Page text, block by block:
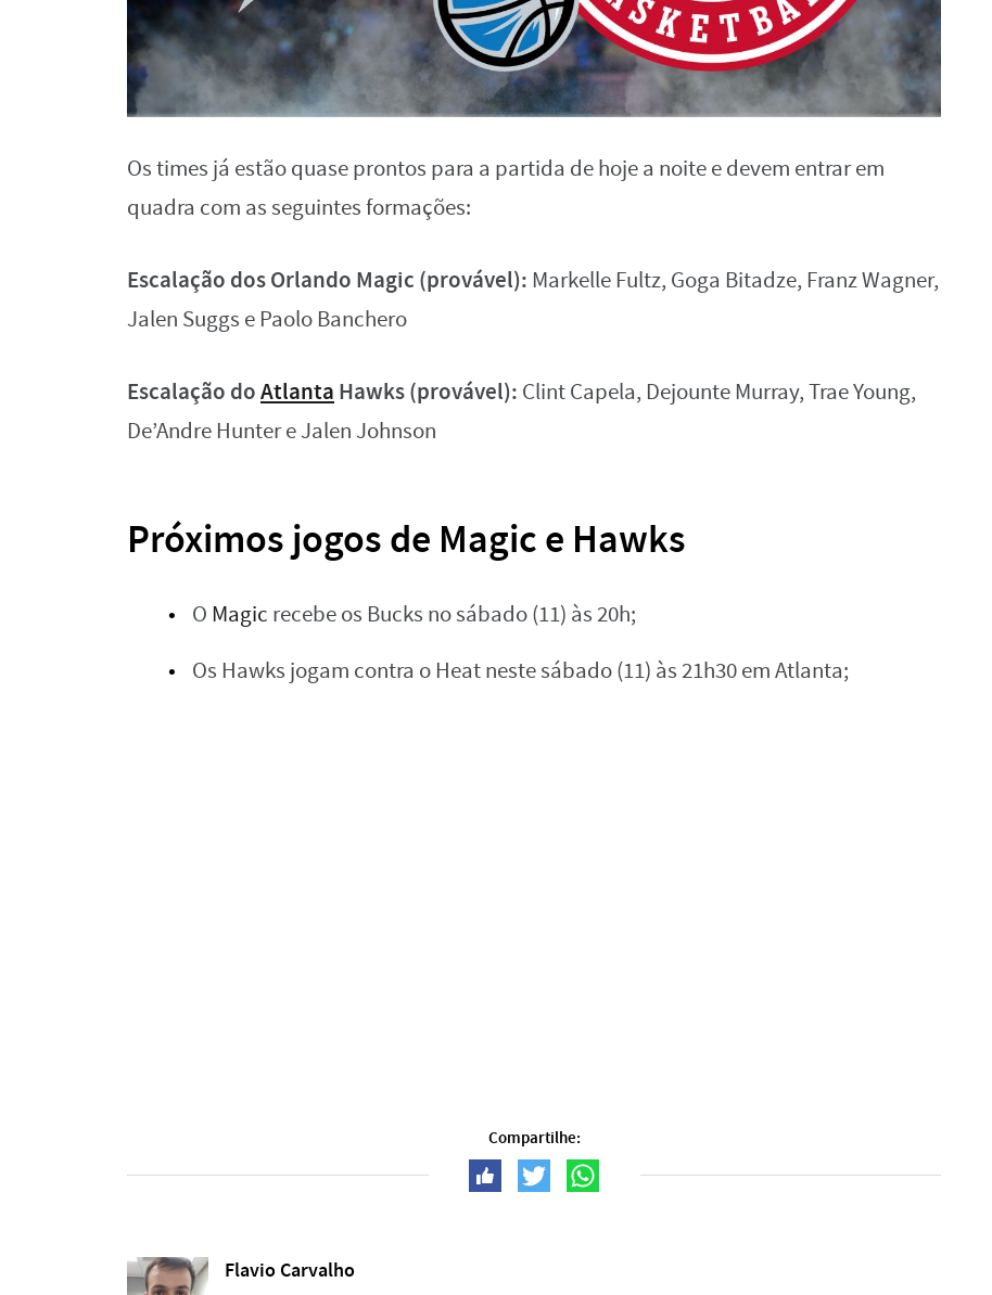
Os times já estão quase prontos para a partida de hoje a noite e devem entrar em
quadra com as seguintes formações:
Escalação dos Orlando Magic (provável): Markelle Fultz, Goga Bitadze, Franz Wagner,
Jalen Suggs e Paolo Banchero
Escalação doAtlanta Hawks (provável): Clint Capela, Dejounte Murray, Trae Young,
De’Andre Hunter e Jalen Johnson
Próximos jogos de Magic e Hawks
O Magic recebe os Bucks no sábado (11) às 20h;
Os Hawks jogam contra o Heat neste sábado (11) às 21h30 em Atlanta;
Compartilhe:
Flavio Carvalho